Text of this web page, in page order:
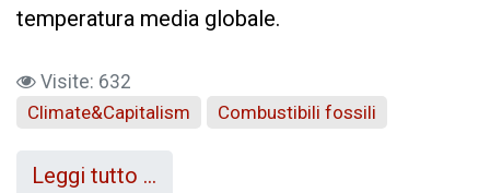
temperatura media globale.
Visite: 632
Climate&Capitalism
Combustibili fossili
Leggi tutto …